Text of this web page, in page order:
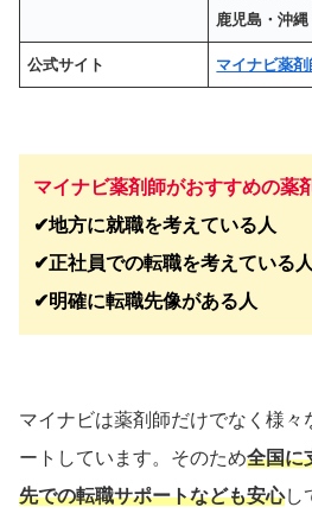
鹿児島・沖縄
公式サイト マイナビ薬
マイナビ薬剤師がおすすめの薬
✔︎地方に就職を考えている人
✔︎正社員での転職を考えている人
✔︎明確に転職先像がある人
マイナビは薬剤師だけでなく様々
ートしています。そのため全国に
先での転職サポートなども安心し